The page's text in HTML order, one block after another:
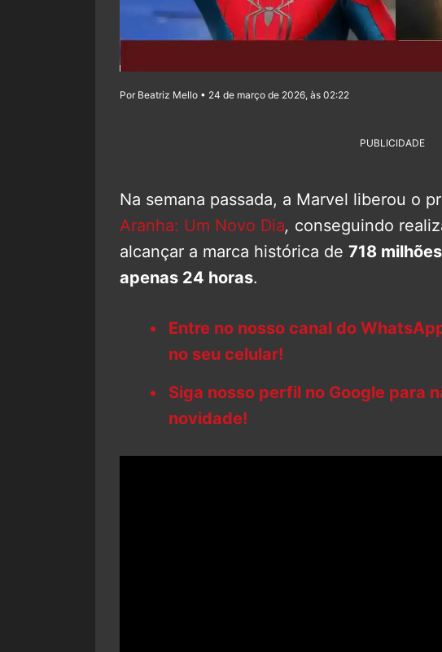
Por Beatriz Mello • 24 de março de 2026, às 02:22
PUBLICIDADE
Na semana passada, a Marvel liberou o
Aranha: Um Novo Dia, conseguindo
alcançar a marca histórica de 718
apenas 24 horas.
Entre no nosso canal do
no seu celular!
Siga nosso perfil no Google para
novidade!